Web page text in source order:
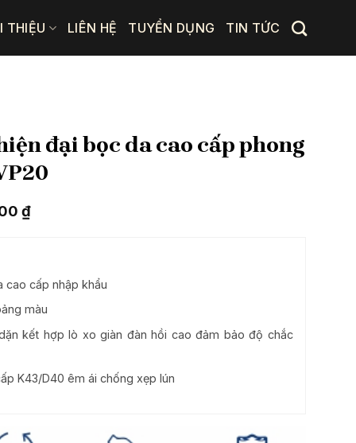
THIỆU LIÊN HỆ TUYỂN DỤNG TIN TỨC
đại bọc da cao cấp phong
₫Giá
cao cấp nhập khẩu
màu
kết hợp lò xo giàn đàn hồi cao đảm bảo độ chắc
K43/D40 êm ái chống xẹp lún